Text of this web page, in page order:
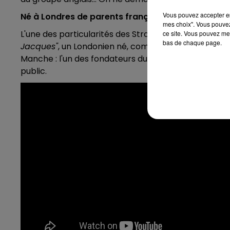
Né à Londres de parents français
L'une des particularités des Stranglers, c'est ce
Jacques", un Londonien né, comme son prénom
Manche : l'un des fondateurs du groupe en 1974,
public.
Vous pouvez accepter
mes choix". Vous
ce site. Vous pouvez
bas de chaque page.